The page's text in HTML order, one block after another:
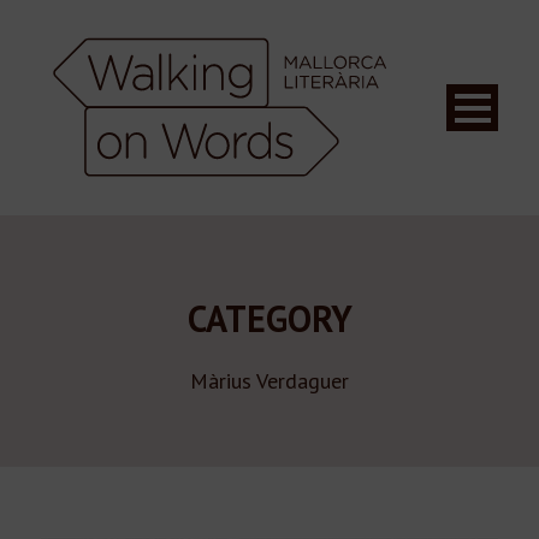
CATEGORY
Màrius Verdaguer